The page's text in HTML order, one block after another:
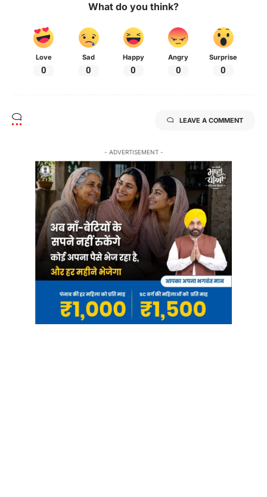
What do you think?
Love
0
Sad
0
Happy
0
Angry
0
Surprise
0
LEAVE A COMMENT
- ADVERTISEMENT -